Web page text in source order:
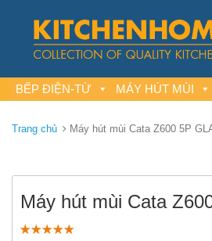
BẾP ĐIỆN-TỪ MÁY HÚT MÙI
Trang chủ Máy hút mùi Cata Z600 5P
Máy hút mùi Cata